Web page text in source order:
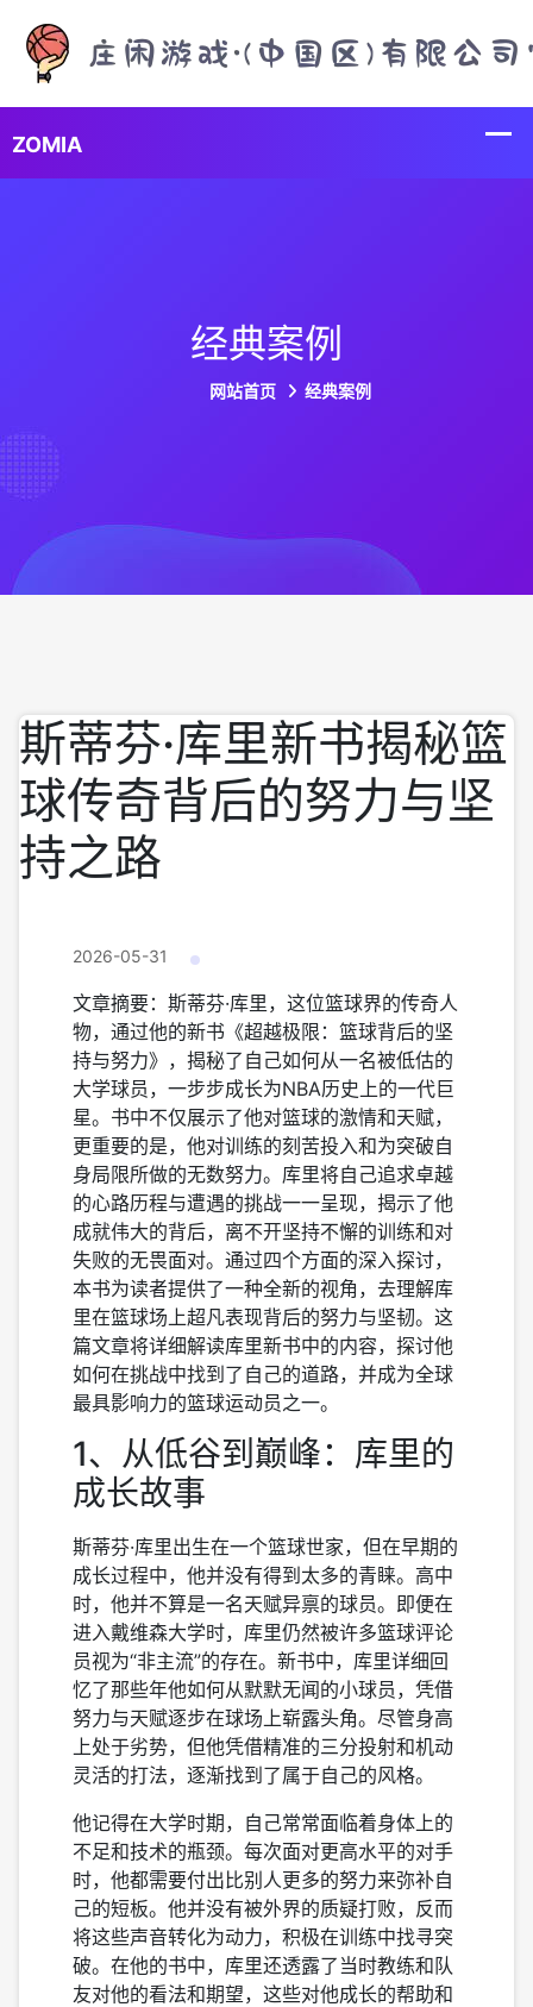
经典案例
网站首页 经典案例
斯蒂芬·库里新书揭秘篮
球传奇背后的努力与坚
持之路
2026-05-31
文章摘要：斯蒂芬·库里，这位篮球界的传奇人
物，通过他的新书《超越极限：篮球背后的坚
持与努力》，揭秘了自己如何从一名被低估的
大学球员，一步步成长为NBA历史上的一代巨
星。书中不仅展示了他对篮球的激情和天赋，
更重要的是，他对训练的刻苦投入和为突破自
身局限所做的无数努力。库里将自己追求卓越
的心路历程与遭遇的挑战一一呈现，揭示了他
成就伟大的背后，离不开坚持不懈的训练和对
失败的无畏面对。通过四个方面的深入探讨，
本书为读者提供了一种全新的视角，去理解库
里在篮球场上超凡表现背后的努力与坚韧。这
篇文章将详细解读库里新书中的内容，探讨他
如何在挑战中找到了自己的道路，并成为全球
最具影响力的篮球运动员之一。
1、从低谷到巅峰：库里的
成长故事
斯蒂芬·库里出生在一个篮球世家，但在早期的
成长过程中，他并没有得到太多的青睐。高中
时，他并不算是一名天赋异禀的球员。即便在
进入戴维森大学时，库里仍然被许多篮球评论
员视为“非主流”的存在。新书中，库里详细回
忆了那些年他如何从默默无闻的小球员，凭借
努力与天赋逐步在球场上崭露头角。尽管身高
上处于劣势，但他凭借精准的三分投射和机动
灵活的打法，逐渐找到了属于自己的风格。
他记得在大学时期，自己常常面临着身体上的
不足和技术的瓶颈。每次面对更高水平的对手
时，他都需要付出比别人更多的努力来弥补自
己的短板。他并没有被外界的质疑打败，反而
将这些声音转化为动力，积极在训练中找寻突
破。在他的书中，库里还透露了当时教练和队
友对他的看法和期望，这些对他成长的帮助和